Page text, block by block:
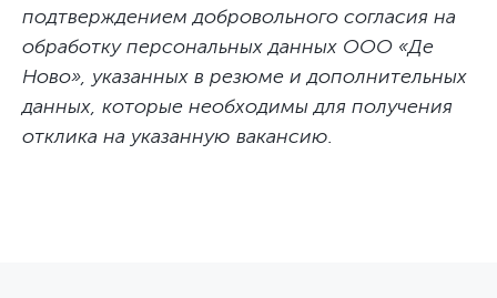
подтверждением добровольного согласия на
обработку персональных данных ООО «Де
Ново», указанных в резюме и дополнительных
данных, которые необходимы для получения
отклика на указанную вакансию.